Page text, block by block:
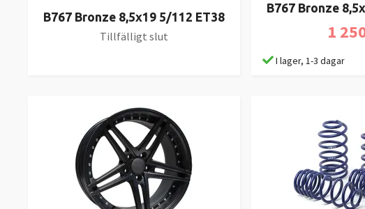
B767 Bronze 8,5x19 5/112 ET38
Tillfälligt slut
B767 Bronze
1
I lager, 1-3 dagar